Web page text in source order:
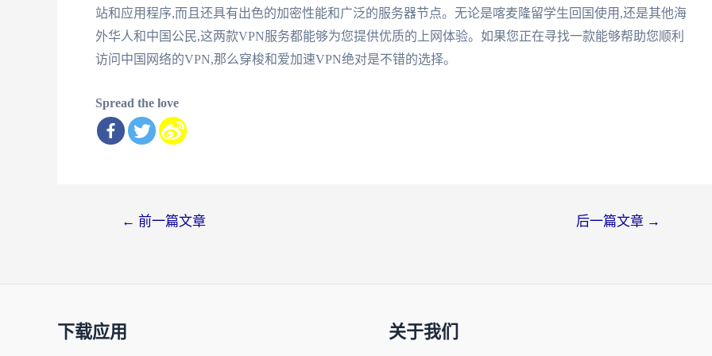
站和应用程序,而且还具有出色的加密性能和广泛的服务器节点。无论是喀麦隆留学生回国使用,还是其他海
外华人和中国公民,这两款VPN服务都能够为您提供优质的上网体验。如果您正在寻找一款能够帮助您顺利
访问中国网络的VPN,那么穿梭和爱加速VPN绝对是不错的选择。
Spread the love
← 前一篇文章 后一篇文章 →
下载应用 关于我们